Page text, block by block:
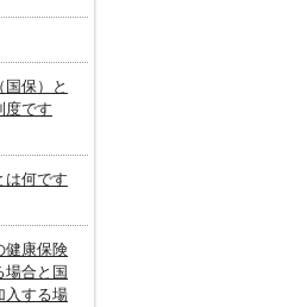
国保）と
度です
は何です
健康保険
場合と国
入する場